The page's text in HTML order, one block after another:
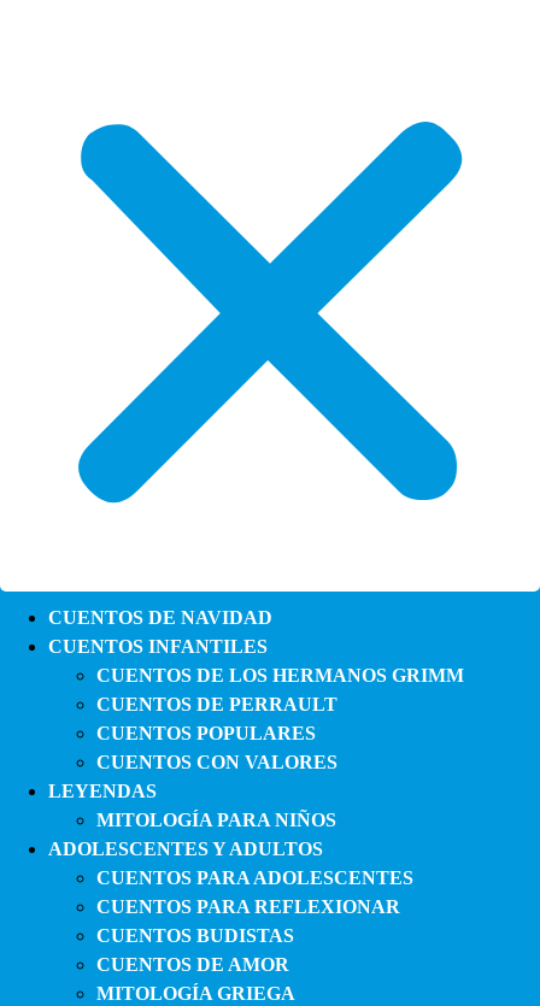
CUENTOS DE NAVIDAD
CUENTOS INFANTILES
CUENTOS DE LOS HERMANOS GRIMM
CUENTOS DE PERRAULT
CUENTOS POPULARES
CUENTOS CON VALORES
LEYENDAS
MITOLOGÍA PARA NIÑOS
ADOLESCENTES Y ADULTOS
CUENTOS PARA ADOLESCENTES
CUENTOS PARA REFLEXIONAR
CUENTOS BUDISTAS
CUENTOS DE AMOR
MITOLOGÍA GRIEGA